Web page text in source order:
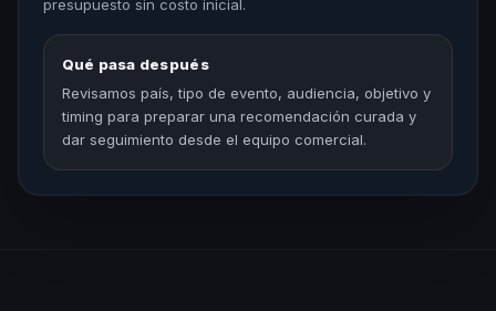
presupuesto sin costo inicial.
Qué pasa después
Revisamos país, tipo de evento, audiencia, objetivo y
timing para preparar una recomendación curada y
dar seguimiento desde el equipo comercial.